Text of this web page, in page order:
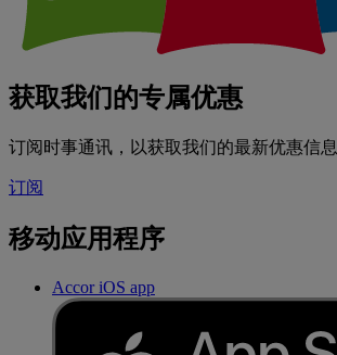
获取我们的专属优惠
订阅时事通讯，以获取我们的最新优惠信息
订阅
移动应用程序
Accor iOS app